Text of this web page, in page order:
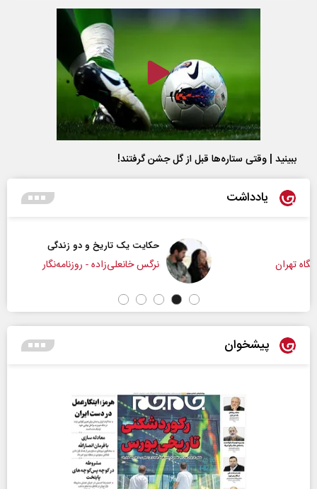
ببینید | وقتی ستاره‌ها قبل از گل جشن گرفتند!
یادداشت
حکایت یک تاریخ و دو زندگی
نرگس خانعلی‌زاده - روزنامه‌نگار
پیشخوان